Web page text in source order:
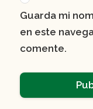
Guarda mi
en este
comente.